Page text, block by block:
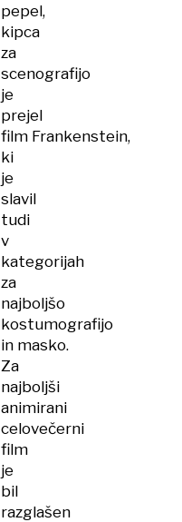
pepel,
kipca
za
scenografijo
je
prejel
film Frankenstein,
ki
je
slavil
tudi
v
kategorijah
za
najboljšo
kostumografijo
in masko.
Za
najboljši
animirani
celovečerni
film
je
bil
razglašen